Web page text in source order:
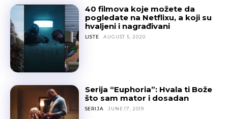
40 filmova koje možete da
pogledate na Netflixu, a koji su
hvaljeni i nagrađivani
LISTE AUGUST 5, 2020
Serija “Euphoria”: Hvala ti Bože
što sam mator i dosadan
SERIJA JUNE 17, 2019